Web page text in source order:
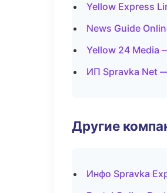
Yellow Express
News Guide
Yellow 24 Media
ИП Spravka Net
Другие
Инфо Spravka